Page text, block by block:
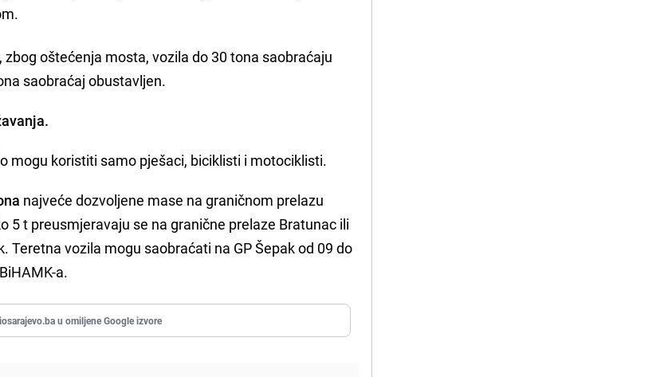
, zbog oštećenja mosta, vozila do 30 tona saobraćaju
saobraćaj obustavljen.
mogu koristiti samo pješaci, biciklisti i motociklisti.
najveće dozvoljene mase na graničnom prelazu
5 t preusmjeravaju se na granične prelaze Bratunac ili
Teretna vozila mogu saobraćati na GP Šepak od 09 do
a.
u omiljene Google izvore